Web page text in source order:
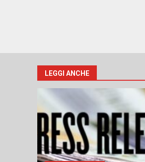
LEGGI ANCHE